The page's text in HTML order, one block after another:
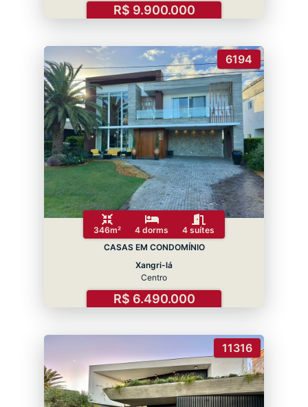
R$ 9.900.000
6194
346m² 4 dorms
4 suítes
CASAS EM CONDOMÍNIO
Xangri-lá
Centro
R$ 6.490.000
11316